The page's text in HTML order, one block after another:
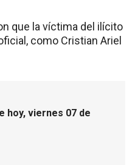
que la víctima del ilícito
como Cristian Ariel
hoy, viernes 07 de